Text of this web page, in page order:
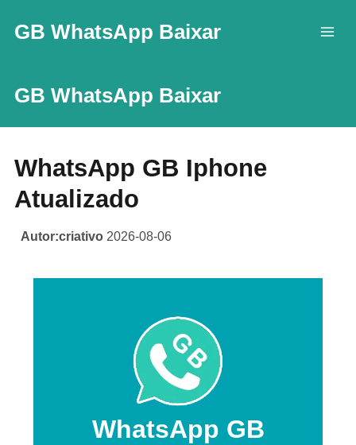
GB WhatsApp Baixar
GB WhatsApp Baixar
WhatsApp GB Iphone
Atualizado
Autor:criativo 2026-08-06
WhatsApp GB